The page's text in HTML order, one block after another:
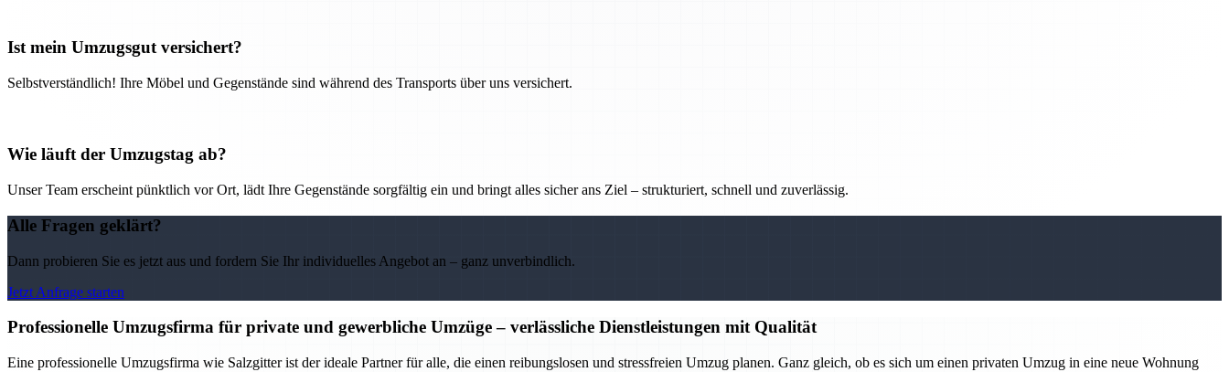
Ist mein Umzugsgut versichert?
Selbstverständlich! Ihre Möbel und Gegenstände sind während des Transports über uns versichert.
Wie läuft der Umzugstag ab?
Unser Team erscheint pünktlich vor Ort, lädt Ihre Gegenstände sorgfältig ein und bringt alles sicher ans Ziel – strukturiert, schnell und zuverlässig.
Alle Fragen geklärt?
Dann probieren Sie es jetzt aus und fordern Sie Ihr individuelles Angebot an – ganz unverbindlich.
Jetzt Anfrage starten
Professionelle Umzugsfirma für private und gewerbliche Umzüge – verlässliche Dienstleistungen mit Qualität
Eine professionelle Umzugsfirma wie Salzgitter ist der ideale Partner für alle, die einen reibungslosen und stressfreien Umzug planen. Ganz gleich, ob es sich um einen privaten Umzug in eine neue Wohnung